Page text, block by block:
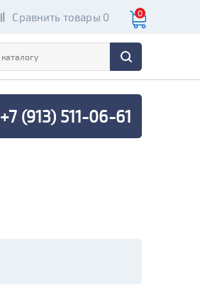
Сравнить товары 0 0
+7 (913) 511-06-61